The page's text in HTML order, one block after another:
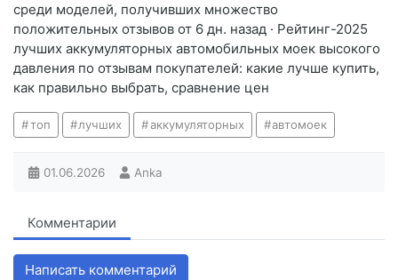
среди моделей, получивших множество
положительных отзывов от 6 дн. назад · Рейтинг-2025
лучших аккумуляторных автомобильных моек высокого
давления по отзывам покупателей: какие лучше купить,
как правильно выбрать, сравнение цен
топ лучших аккумуляторных автомоек
01.06.2026 Anka
Комментарии
Написать комментарий